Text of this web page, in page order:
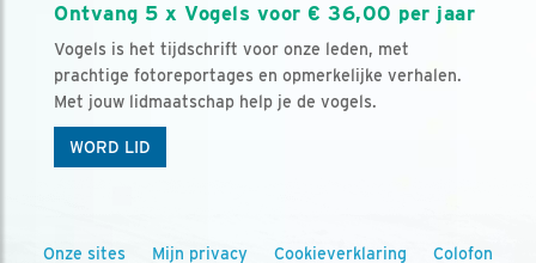
Ontvang 5 x Vogels voor € 36,00 per jaar
Vogels is het tijdschrift voor onze leden, met
prachtige fotoreportages en opmerkelijke verhalen.
Met jouw lidmaatschap help je de vogels.
WORD LID
Onze sites Mijn privacy Cookieverklaring Colofon